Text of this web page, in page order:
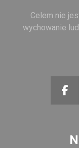
Celem nie
wychowanie